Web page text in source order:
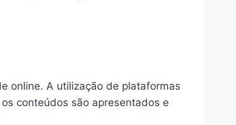
online. A utilização de plataformas
conteúdos são apresentados e